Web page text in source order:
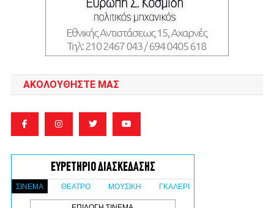
ΑΚΟΛΟΥΘΉΣΤΕ ΜΑΣ